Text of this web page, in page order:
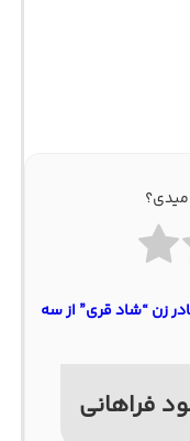
زن “شاد قری” از سه
فراهانی